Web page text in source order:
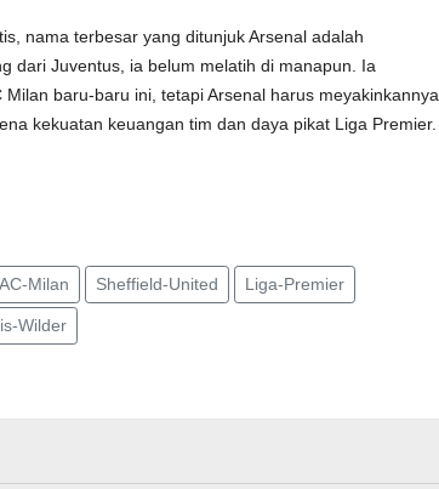
nama terbesar yang ditunjuk Arsenal adalah
dari Juventus, ia belum melatih di manapun. Ia
baru-baru ini, tetapi Arsenal harus meyakinkannya
kekuatan keuangan tim dan daya pikat Liga Premier.
AC-Milan Sheffield-United Liga-Premier
Wilder